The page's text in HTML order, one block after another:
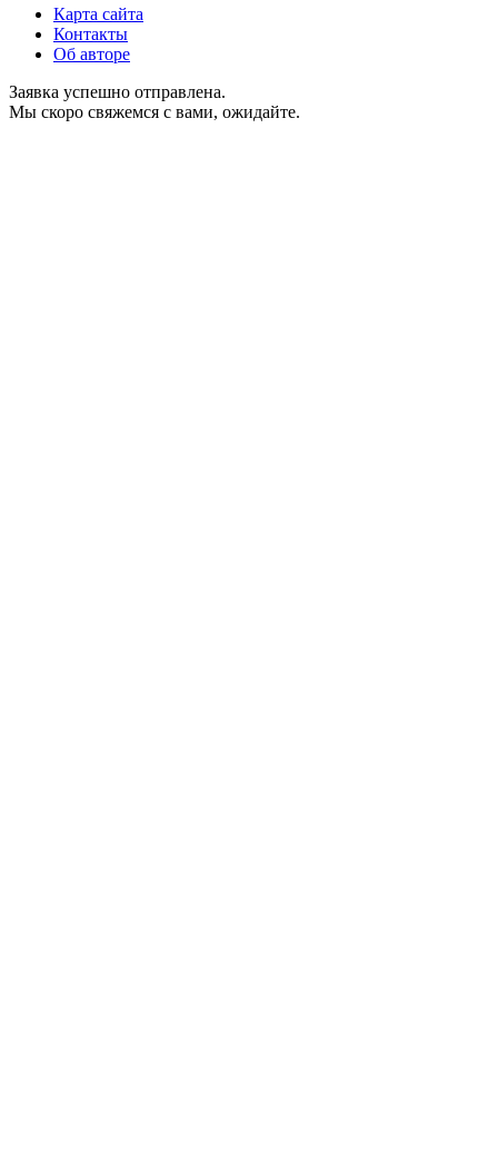
Карта сайта
Контакты
Об авторе
Заявка успешно отправлена.
Мы скоро свяжемся с вами, ожидайте.